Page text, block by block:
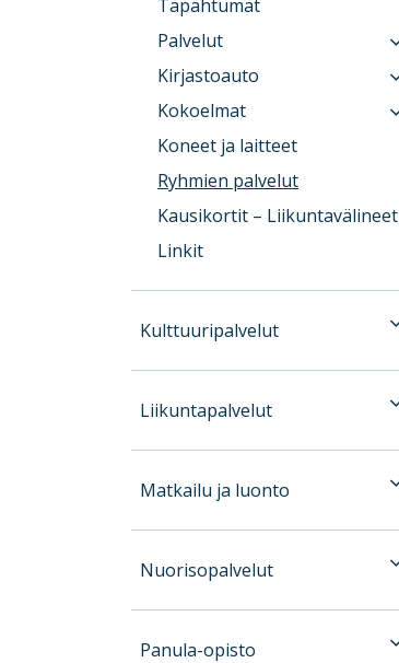
Tapahtumat
Palvelut
Kirjastoauto
Kokoelmat
Koneet ja laitteet
Ryhmien palvelut
Kausikortit – Liikuntavälineet
Linkit
Kulttuuripalvelut
Liikuntapalvelut
Matkailu ja luonto
Nuorisopalvelut
Panula-opisto